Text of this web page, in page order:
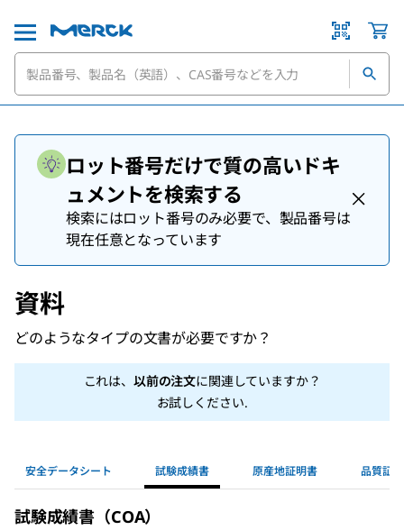
ロット番号だけで質の高いドキ
ュメントを検索する
検索にはロット番号のみ必要で、製品番号は
現在任意となっています
資料
どのようなタイプの文書が必要ですか？
これは、 以前の注文に関連していますか？
お試しください.
安全データシート 試験成績書 原産地証明書 品質証
試験成績書（COA）